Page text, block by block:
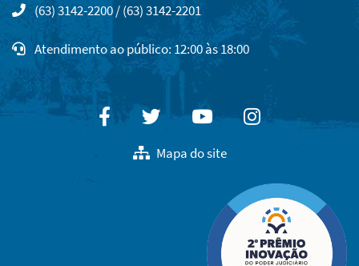
(63) 3142-2200 / (63) 3142-2201
Atendimento ao público: 12:00 às 18:00
FacebookTwitterYoutubeInstagram
Mapa do site